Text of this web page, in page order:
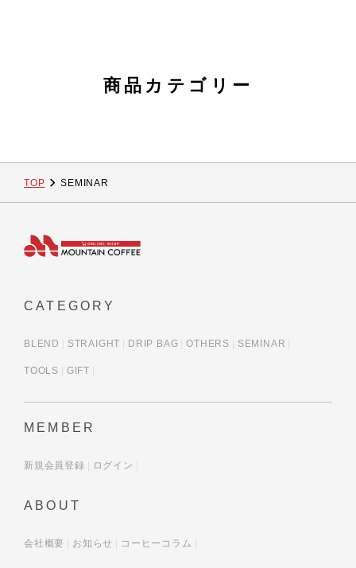
商品カテゴリー
TOP SEMINAR
CATEGORY
BLEND STRAIGHT DRIP BAG OTHERS SEMINAR
TOOLS GIFT
MEMBER
新規会員登録 ログイン
ABOUT
会社概要 お知らせ コーヒーコラム